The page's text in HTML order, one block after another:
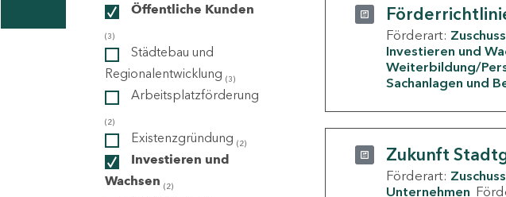
Öffentliche Kunden
(3)
Städtebau und
Regionalentwicklung (3)
Arbeitsplatzförderung
(2)
Existenzgründung (2)
Investieren und
Wachsen (2)
Förderart: Zuschuss
Investieren und
Weiterbildung/
Sachanlagen und
Zukunft
Förderart: Zuschuss
Unternehmen